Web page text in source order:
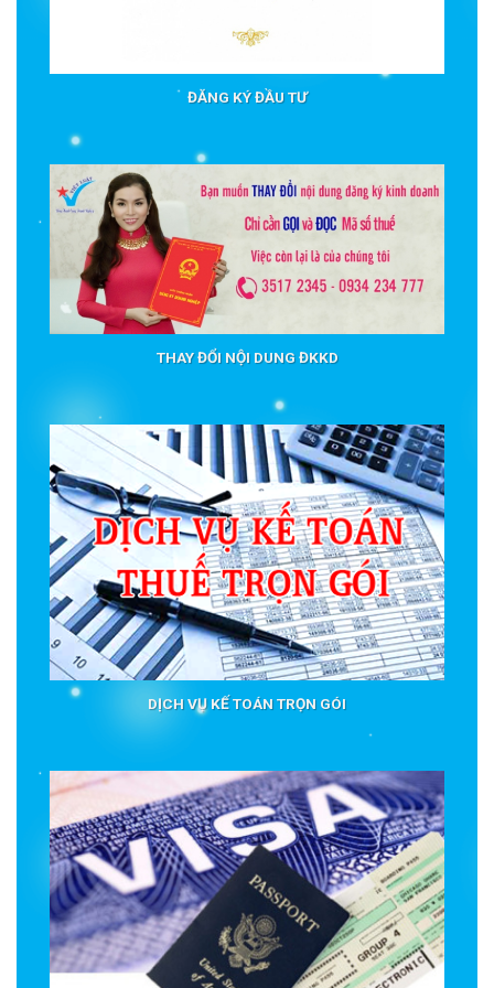
ĐĂNG KÝ ĐẦU TƯ
THAY ĐỔI NỘI DUNG ĐKKD
DỊCH VỤ KẾ TOÁN TRỌN GÓI